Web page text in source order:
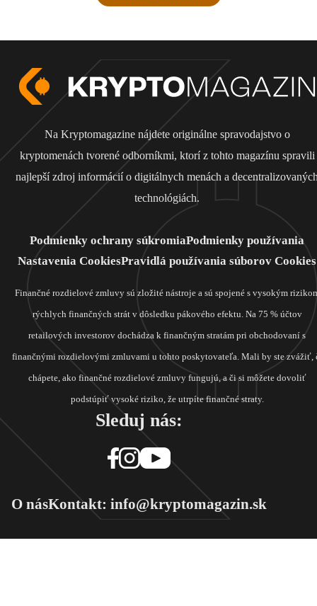
Na Kryptomagazine nájdete originálne spravodajstvo o
kryptomenách tvorené odborníkmi, ktorí z tohto magazínu spravili
najlepší zdroj informácií o digitálnych menách a
technológiách.
Podmienky ochrany súkromiaPodmienky používania
Nastavenia CookiesPravidlá používania súborov Cookies
Finančné rozdielové zmluvy sú zložité nástroje a sú spojené s vysokým
rýchlych finančných strát v dôsledku pákového efektu. Na 75 % účtov
retailových investorov dochádza k finančným stratám pri obchodovaní s
finančnými rozdielovými zmluvami u tohto poskytovateľa. Mali by ste zvážiť,
chápete, ako finančné rozdielové zmluvy fungujú, a či si môžete dovoliť
podstúpiť vysoké riziko, že utrpíte finančné straty.
Sleduj nás:
O násKontakt: info@kryptomagazin.sk